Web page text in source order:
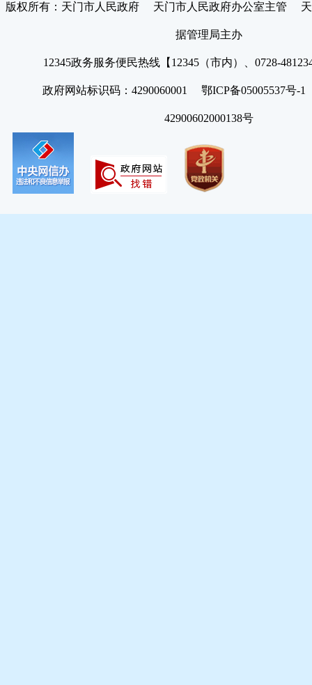
版权所有：天门市人民政府 天门市人民政府办公室主管 天
据管理局主办
12345政务服务便民热线【12345（市内）、0728-
政府网站标识码：4290060001 鄂ICP备05005537号
42900602000138号